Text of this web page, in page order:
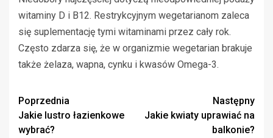
witaminy D i B12. Restrykcyjnym wegetarianom zaleca
się suplementację tymi witaminami przez cały rok.
Często zdarza się, że w organizmie wegetarian brakuje
także żelaza, wapna, cynku i kwasów Omega-3.
Zobacz
wpisy
Poprzednia
Jakie lustro łazienkowe
wybrać?
Następny
Jakie kwiaty uprawiać na
balkonie?